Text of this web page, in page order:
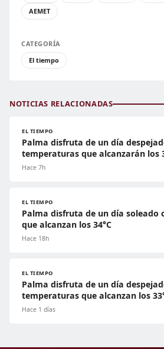
AEMET
CATEGORÍA
El tiempo
NOTICIAS RELACIONADAS
EL TIEMPO
Palma disfruta de un día
temperaturas que alcanzarán los
Hace 7h
EL TIEMPO
Palma disfruta de un día soleado
que alcanzan los 34°C
Hace 18h
EL TIEMPO
Palma disfruta de un día
temperaturas que alcanzan los
Hace 1 días